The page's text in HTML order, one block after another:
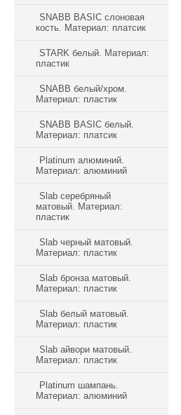
SNABB BASIC слоновая
кость. Материал: платсик
STARK белый. Материал:
пластик
SNABB белый/хром.
Материал: пластик
SNABB BASIC белый.
Материал: платсик
Platinum алюминий.
Материал: алюминий
Slab серебряный
матовый. Материал:
пластик
Slab черный матовый.
Материал: пластик
Slab бронза матовый.
Материал: пластик
Slab белый матовый.
Материал: пластик
Slab айвори матовый.
Материал: пластик
Platinum шампань.
Материал: алюминий